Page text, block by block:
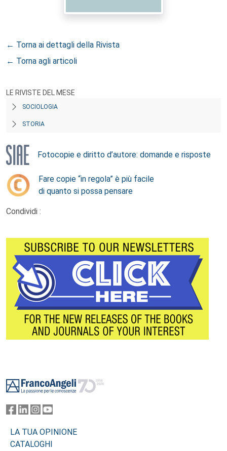
← Torna ai dettagli della Rivista
← Torna agli articoli
LE RIVISTE DEL MESE
SOCIOLOGIA
STORIA
Fotocopie e diritto d’autore: domande e risposte
Fare copie “in regola” è più facile
di quanto si possa pensare
Condividi :
LA TUA OPINIONE
CATALOGHI